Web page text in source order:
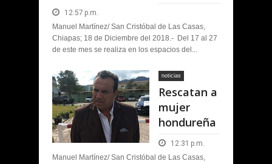
12:57 p.m.
Manuel Martínez/ San Cristóbal de Las Casas,
Chiapas; 18 de Diciembre del 2018.- Del 17 al 27
de este mes se realiza en los espacios del...
noticias
Rescatan a
mujer
hondureña
12:31 p.m.
Manuel Martínez/ San Cristóbal de Las Casas,